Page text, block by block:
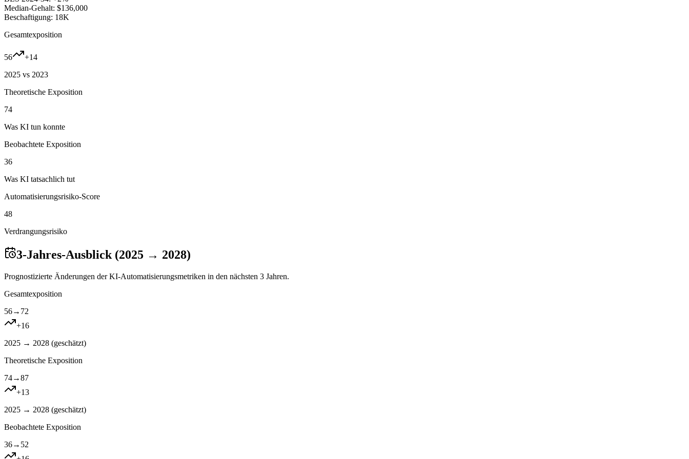
Median-Gehalt: $136,000
Beschaftigung: 18K
Gesamtexposition
56 +14
2025 vs 2023
Theoretische Exposition
74
Was KI tun konnte
Beobachtete Exposition
36
Was KI tatsachlich tut
Automatisierungsrisiko-Score
48
Verdrangungsrisiko
3-Jahres-Ausblick (2025 → 2028)
Prognostizierte Änderungen der KI-Automatisierungsmetriken in den nächsten 3 Jahren.
Gesamtexposition
56→ 72
+16
2025 → 2028 (geschätzt)
Theoretische Exposition
74→87
+13
2025 → 2028 (geschätzt)
Beobachtete Exposition
36→ 52